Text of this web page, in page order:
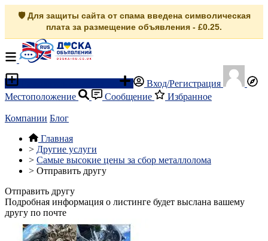
🛡️ Для защиты сайта от спама введена символическая
плата за размещение объявления - £0.25.
Вход/Регистрация
Местоположение
Сообщение Избранное
Компании Блог
Главная
> Другие услуги
> Самые высокие цены за сбор металлолома
> Отправить другу
Отправить другу
Подробная информация о листинге будет выслана вашему
другу по почте